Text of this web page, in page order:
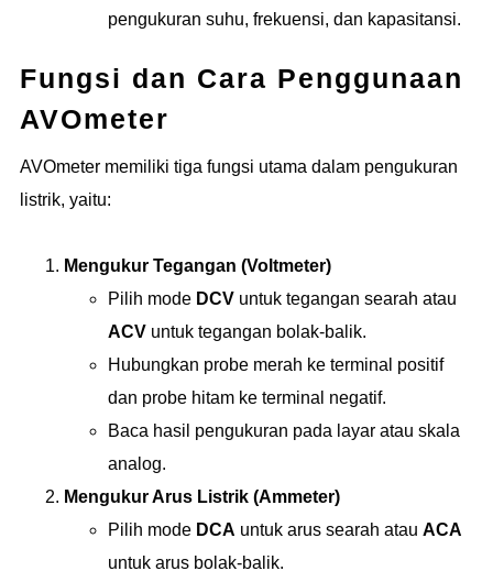
pengukuran suhu, frekuensi, dan kapasitansi.
Fungsi dan Cara Penggunaan
AVOmeter
AVOmeter memiliki tiga fungsi utama dalam pengukuran
listrik, yaitu:
Mengukur Tegangan (Voltmeter)
Pilih mode DCV untuk tegangan searah atau
ACV untuk tegangan bolak-balik.
Hubungkan probe merah ke terminal positif
dan probe hitam ke terminal negatif.
Baca hasil pengukuran pada layar atau skala
analog.
Mengukur Arus Listrik (Ammeter)
Pilih mode DCA untuk arus searah atau ACA
untuk arus bolak-balik.